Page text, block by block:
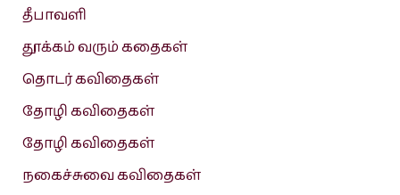
தீபாவளி
தூக்கம் வரும் கதைகள்
தொடர் கவிதைகள்
தோழி கவிதைகள்
தோழி கவிதைகள்
நகைச்சுவை கவிதைகள்